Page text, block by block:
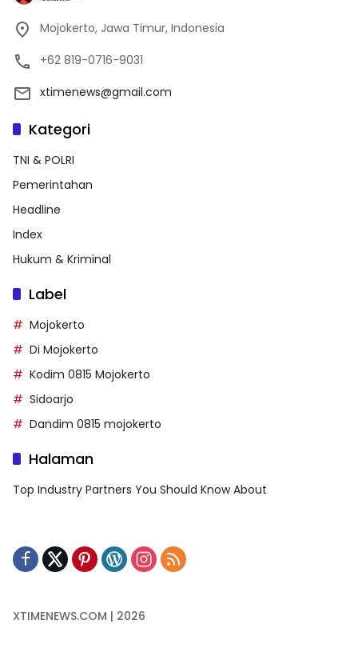
Mojokerto, Jawa Timur, Indonesia
+62 819-0716-9031
xtimenews@gmail.com
Kategori
TNI & POLRI
Pemerintahan
Headline
Index
Hukum & Kriminal
Label
Mojokerto
Di Mojokerto
Kodim 0815 Mojokerto
Sidoarjo
Dandim 0815 mojokerto
Halaman
Top Industry Partners You Should Know About
XTIMENEWS.COM | 2026